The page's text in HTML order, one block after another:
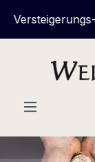
Zum Hauptinhalt